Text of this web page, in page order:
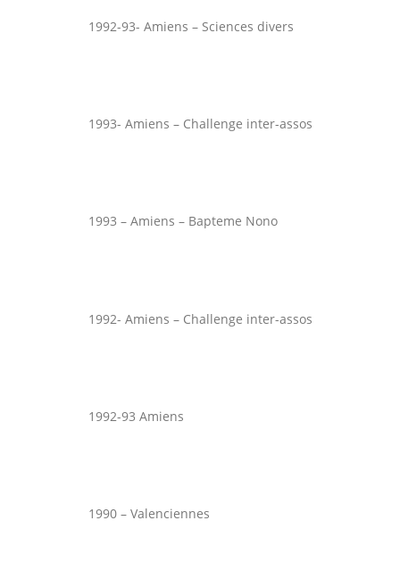
1992-93- Amiens – Sciences divers
1993- Amiens – Challenge inter-assos
1993 – Amiens – Bapteme Nono
1992- Amiens – Challenge inter-assos
1992-93 Amiens
1990 – Valenciennes